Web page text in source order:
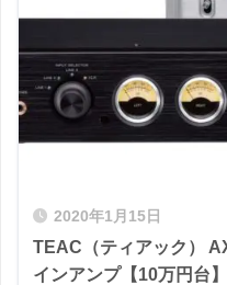
2020年1月15日
TEAC（ティアック）
インアンプ【10万円台】